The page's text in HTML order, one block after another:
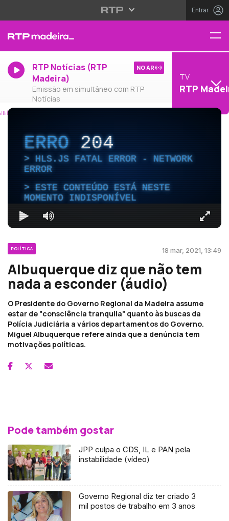
Entrar
RTP Notícias (RTP
Madeira)
Emissão em simultâneo com RTP
Notícias
NO AR
TV
RTP
ERRO204
HLS.JS FATAL ERROR - NETWORK
ERROR
ESTE CONTEÚDO ESTÁ NESTE
MOMENTO INDISPONÍVEL
POLÍTICA 18 mar, 2021, 13:49
Albuquerque diz que não tem
nada a esconder (áudio)
O Presidente do Governo Regional da Madeira assume
estar de "consciência tranquila" quanto às buscas da
Polícia Judiciária a vários departamentos do Governo.
Miguel Albuquerque refere ainda que a denúncia tem
motivações políticas.
Pode também gostar
JPP culpa o CDS, IL e PAN pela
instabilidade (vídeo)
Governo Regional diz ter criado 3
mil postos de trabalho em 3 anos